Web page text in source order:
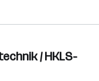
/ HKLS-